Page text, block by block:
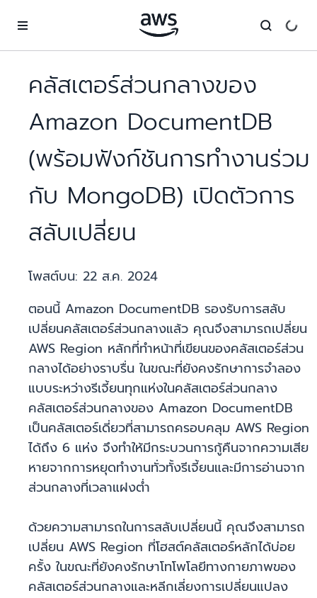
คลัสเตอร์ส่วนกลางของ
Amazon DocumentDB
(พร้อมฟังก์ชันการทำงานร่วม
กับ MongoDB) เปิดตัวการ
สลับเปลี่ยน
โพสต์บน: 22 ส.ค. 2024
ตอนนี้ Amazon DocumentDB รองรับการสลับ
เปลี่ยนคลัสเตอร์ส่วนกลางแล้ว คุณจึงสามารถเปลี่ยน
AWS Region หลักที่ทำหน้าที่เขียนของคลัสเตอร์ส่วน
กลางได้อย่างราบรื่น ในขณะที่ยังคงรักษาการจำลอง
แบบระหว่างรีเจี้ยนทุกแห่งในคลัสเตอร์ส่วนกลาง
คลัสเตอร์ส่วนกลางของ Amazon DocumentDB
เป็นคลัสเตอร์เดี่ยวที่สามารถครอบคลุม AWS Region
ได้ถึง 6 แห่ง จึงทำให้มีกระบวนการกู้คืนจากความเสีย
หายจากการหยุดทำงานทั่วทั้งรีเจี้ยนและมีการอ่านจาก
ส่วนกลางที่เวลาแฝงต่ำ
ด้วยความสามารถในการสลับเปลี่ยนนี้ คุณจึงสามารถ
เปลี่ยน AWS Region ที่โฮสต์คลัสเตอร์หลักได้บ่อย
ครั้ง ในขณะที่ยังคงรักษาโทโพโลยีทางกายภาพของ
คลัสเตอร์ส่วนกลางและหลีกเลี่ยงการเปลี่ยนแปลง